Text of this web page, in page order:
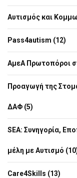
Αυτισμός και
Pass4autism (12)
ΑμεΑ Πρωτοπόροι
Προαγωγή της
ΔΑΦ (5)
SEA: Συνηγορία,
μέλη με Αυτισμό
Care4Skills (13)